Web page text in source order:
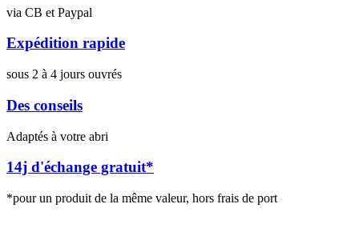
via CB et Paypal
Expédition rapide
sous 2 à 4 jours ouvrés
Des conseils
Adaptés à votre abri
14j d'échange gratuit*
*pour un produit de la même valeur, hors frais de port